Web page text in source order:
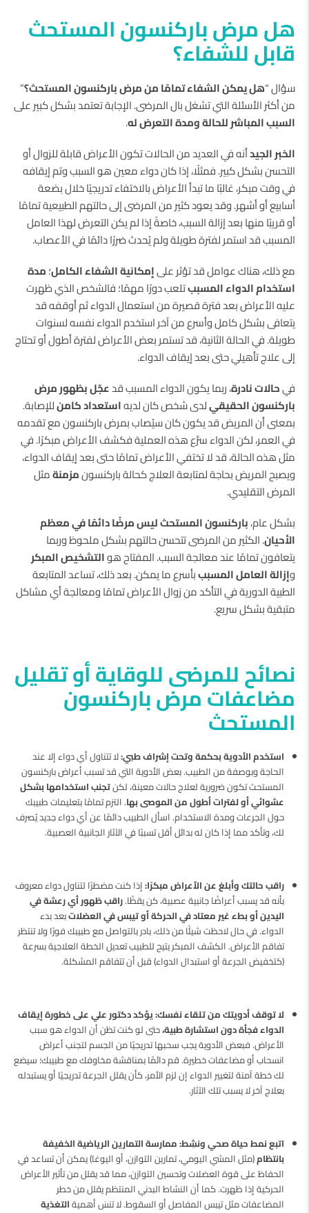
هل مرض باركنسون المستحث
قابل للشفاء؟
سؤال “هل يمكن الشفاء تمامًا من مرض باركنسون المستحث؟”
من أكثر الأسئلة التي تشغل بال المرضى. الإجابة تعتمد بشكل كبير على
السبب المباشر للحالة ومدة التعرض له.
الخبر الجيدأنه في العديد من الحالات تكون الأعراض قابلة للزوال أو
التحسن بشكل كبير. فمثلًا، إذا كان دواء معين هو السبب وتم إيقافه
في وقت مبكر، غالبًا ما تبدأ الأعراض بالاختفاء تدريجيًا خلال بضعة
أسابيع أو أشهر. وقد يعود كثير من المرضى إلى حالتهم الطبيعية تمامًا
أو قريبًا منها بعد إزالة السبب، خاصةً إذا لم يكن التعرض لهذا العامل
المسبب قد استمر لفترة طويلة ولم يُحدث ضررًا دائمًا في الأعصاب.
مع ذلك، هناك عوامل قد تؤثر علىإمكانية الشفاء الكامل؛مدة
استخدام الدواء المسببتلعب دورًا مهمًا؛ فالشخص الذي ظهرت
عليه الأعراض بعد فترة قصيرة من استعمال الدواء ثم أوقفه قد
يتعافى بشكل كامل وأسرع من آخر استخدم الدواء نفسه لسنوات
طويلة. في الحالة الثانية، قد تستمر بعض الأعراض لفترة أطول أو تحتاج
إلى علاج تأهيلي حتى بعد إيقاف الدواء.
فيحالات نادرة، ربما يكون الدواء المسبب قدعجّل بظهور مرض
باركنسون الحقيقيلدى شخص كان لديهاستعداد كامنللإصابة.
بمعنى أن المريض قد يكون كان سيُصاب بمرض باركنسون مع تقدمه
في العمر، لكن الدواء سرَّع هذه العملية فكشف الأعراض مبكرًا. في
مثل هذه الحالة، قد لا تختفي الأعراض تمامًا حتى بعد إيقاف الدواء،
ويصبح المريض بحاجة لمتابعة العلاج كحالة باركنسونمزمنةمثل
المرض التقليدي.
بشكل عام،باركنسون المستحث ليس مرضًا دائمًا في معظم
الأحيان. الكثير من المرضى تتحسن حالتهم بشكل ملحوظ وربما
يتعافون تمامًا عند معالجة السبب. المفتاح هوالتشخيص المبكر
وإزالة العامل المسبببأسرع ما يمكن. بعد ذلك، تساعد المتابعة
الطبية الدورية في التأكد من زوال الأعراض تمامًا ومعالجة أي مشاكل
متبقية بشكل سريع.
نصائح للمرضى للوقاية أو تقليل
مضاعفات مرض باركنسون
المستحث
استخدم الأدوية بحكمة وتحت إشراف طبي:لا تتناول أي دواء إلا عند
الحاجة وبوصفة من الطبيب. بعض الأدوية التي قد تسبب أعراض باركنسون
المستحث تكون ضرورية لعلاج حالات معينة، لكنتجنب استخدامها بشكل
عشوائي أو لفترات أطول من الموصى بها. التزم تمامًا بتعليمات طبيبك
حول الجرعات ومدة الاستخدام. اسأل الطبيب دائمًا عن أي دواء جديد يُصرف
لك، وتأكد مما إذا كان له بدائل أقل تسببًا في الآثار الجانبية العصبية.
راقب حالتك وأبلغ عن الأعراض مبكرًا:إذا كنت مضطرًا لتناول دواء معروف
بأنه قد يسبب أعراضًا جانبية عصبية، كن يقظًا.راقب ظهور أي رعشة في
اليدين أو بطء غير معتاد في الحركة أو تيبس في العضلاتبعد بدء
الدواء. في حال لاحظت شيئًا من ذلك، بادر بالتواصل مع طبيبك فورًا ولا تنتظر
تفاقم الأعراض. الكشف المبكر يتيح للطبيب تعديل الخطة العلاجية بسرعة
(كتخفيض الجرعة أو استبدال الدواء) قبل أن تتفاقم المشكلة.
لا توقف أدويتك من تلقاء نفسك:يؤكد دكتور علي على خطورة إيقاف
الدواء فجأة دون استشارة طبية،حتى لو كنت تظن أن الدواء هو سبب
الأعراض. فبعض الأدوية يجب سحبها تدريجيًا من الجسم لتجنب أعراض
انسحاب أو مضاعفات خطيرة. قم دائمًا بمناقشة مخاوفك مع طبيبك؛ سيضع
لك خطة آمنة لتغيير الدواء إن لزم الأمر، كأن يقلل الجرعة تدريجيًا أو يستبدله
بعلاج آخر لا يسبب تلك الآثار.
اتبع نمط حياة صحي ونشِط:ممارسة التمارين الرياضية الخفيفة
بانتظام(مثل المشي اليومي، تمارين التوازن، أو اليوغا) يمكن أن تساعد في
الحفاظ على قوة العضلات وتحسين التوازن، مما قد يقلل من تأثير الأعراض
الحركية إذا ظهرت. كما أن النشاط البدني المنتظم يقلل من خطر
المضاعفات مثل تيبس المفاصل أو السقوط. لا تنسَ أهميةالتغذية